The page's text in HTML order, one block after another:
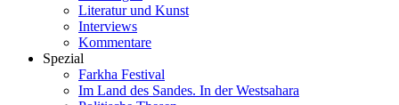
Literatur und Kunst
Interviews
Kommentare
Spezial
Farkha Festival
Im Land des Sandes. In der Westsahara